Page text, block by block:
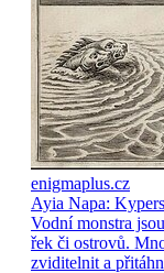
enigmaplus.cz
Ayia Napa:
Vodní monstra
řek či ostrovů.
zviditelnit a